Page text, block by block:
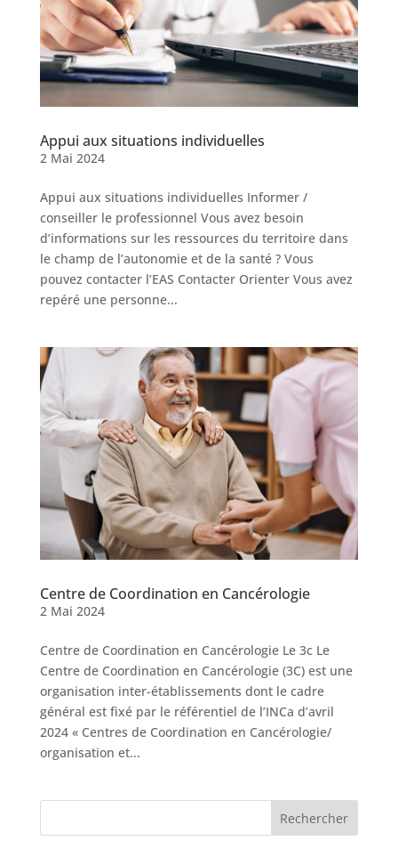
Appui aux situations individuelles
2 Mai 2024
Appui aux situations individuelles Informer /
conseiller le professionnel Vous avez besoin
d’informations sur les ressources du territoire dans
le champ de l’autonomie et de la santé ? Vous
pouvez contacter l’EAS Contacter Orienter Vous avez
repéré une personne...
Centre de Coordination en Cancérologie
2 Mai 2024
Centre de Coordination en Cancérologie Le 3c Le
Centre de Coordination en Cancérologie (3C) est une
organisation inter-établissements dont le cadre
général est fixé par le référentiel de l’INCa d’avril
2024 « Centres de Coordination en Cancérologie/
organisation et...
Rechercher